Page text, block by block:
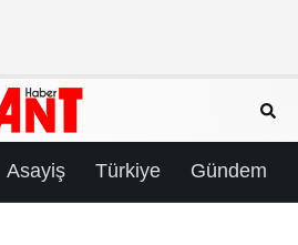
Asayiş Türkiye Gündem